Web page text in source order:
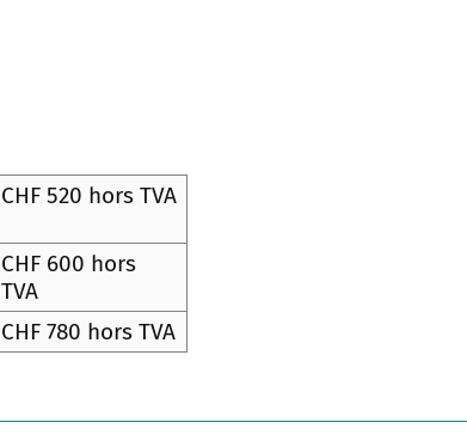
CHF 520 hors TVA
CHF 600 hors
TVA
CHF 780 hors TVA